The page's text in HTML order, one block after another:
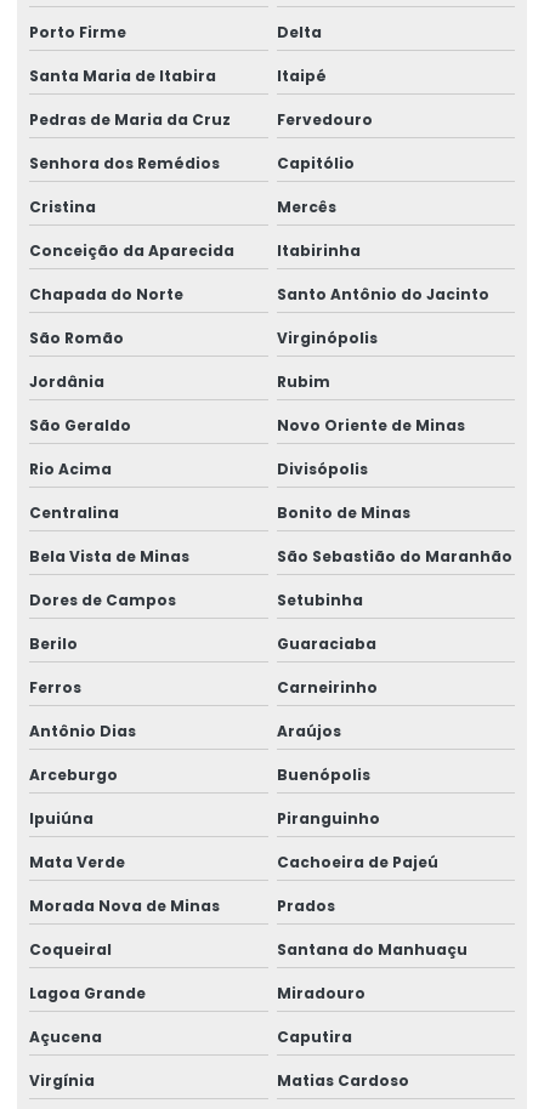
Porto Firme Delta
Santa Maria de Itabira Itaipé
Pedras de Maria da Cruz Fervedouro
Senhora dos Remédios Capitólio
Cristina Mercês
Conceição da Aparecida Itabirinha
Chapada do Norte Santo Antônio do Jacinto
São Romão Virginópolis
Jordânia Rubim
São Geraldo Novo Oriente de Minas
Rio Acima Divisópolis
Centralina Bonito de Minas
Bela Vista de Minas São Sebastião do Maranhão
Dores de Campos Setubinha
Berilo Guaraciaba
Ferros Carneirinho
Antônio Dias Araújos
Arceburgo Buenópolis
Ipuiúna Piranguinho
Mata Verde Cachoeira de Pajeú
Morada Nova de Minas Prados
Coqueiral Santana do Manhuaçu
Lagoa Grande Miradouro
Açucena Caputira
Virgínia Matias Cardoso